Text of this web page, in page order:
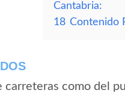
Cantabria:
18 Contenido
como del